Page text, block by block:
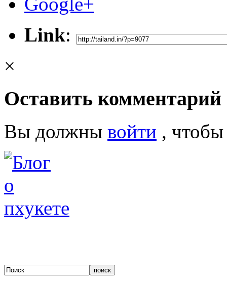
Link:
×
Оставить комментарий
Вы должны войти ,